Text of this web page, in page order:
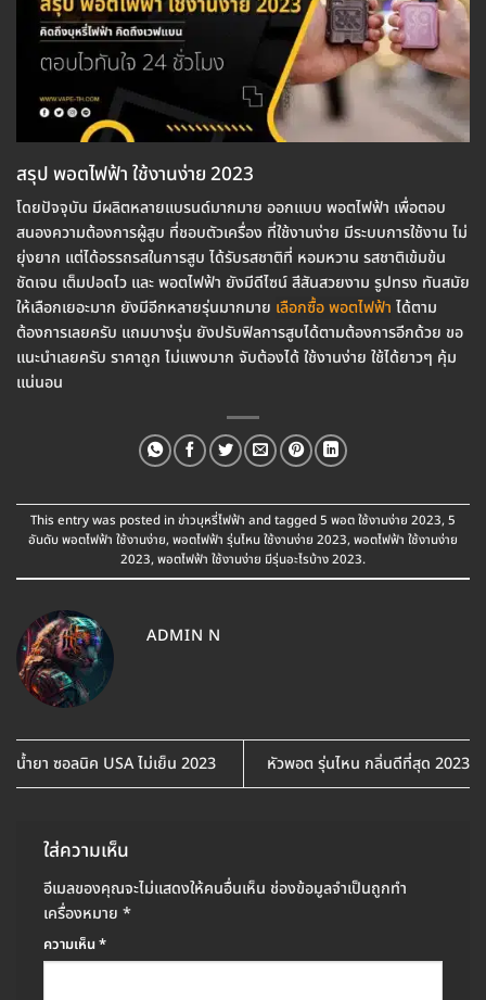
สรุป พอตไฟฟ้า ใช้งานง่าย 2023
โดยปัจจุบัน มีผลิตหลายแบรนด์มากมาย ออกแบบ พอตไฟฟ้า เพื่อตอบ
สนองความต้องการผู้สูบ ที่ชอบตัวเครื่อง ที่ใช้งานง่าย มีระบบการใช้งาน ไม่
ยุ่งยาก แต่ได้อรรถรสในการสูบ ได้รับรสชาติที่ หอมหวาน รสชาติเข้มข้น
ชัดเจน เต็มปอดไว และ พอตไฟฟ้า ยังมีดีไซน์ สีสันสวยงาม รูปทรง ทันสมัย
ให้เลือกเยอะมาก ยังมีอีกหลายรุ่นมากมาย เลือกซื้อ พอตไฟฟ้า ได้ตาม
ต้องการเลยครับ แถมบางรุ่น ยังปรับฟิลการสูบได้ตามต้องการอีกด้วย ขอ
แนะนำเลยครับ ราคาถูก ไม่แพงมาก จับต้องได้ ใช้งานง่าย ใช้ได้ยาวๆ คุ้ม
แน่นอน
This entry was posted inข่าวบุหรี่ไฟฟ้า and tagged5 พอต ใช้งานง่าย 2023, 5
อันดับ พอตไฟฟ้า ใช้งานง่าย, พอตไฟฟ้า รุ่นไหน ใช้งานง่าย 2023, พอตไฟฟ้า ใช้งานง่าย
2023, พอตไฟฟ้า ใช้งานง่าย มีรุ่นอะไรบ้าง 2023.
ADMIN N
น้ำยา ซอลนิค USA ไม่เย็น 2023 หัวพอต รุ่นไหน กลิ่นดีที่สุด 2023
ใส่ความเห็น
อีเมลของคุณจะไม่แสดงให้คนอื่นเห็น ช่องข้อมูลจำเป็นถูกทำ
เครื่องหมาย *
ความเห็น*